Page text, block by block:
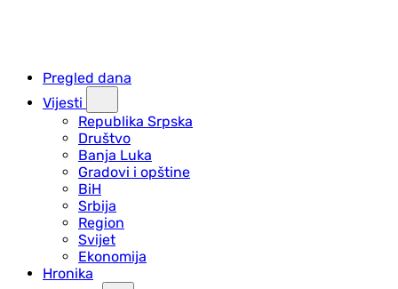
Pregled dana
Vijesti
Republika Srpska
Društvo
Banja Luka
Gradovi i opštine
BiH
Srbija
Region
Svijet
Ekonomija
Hronika